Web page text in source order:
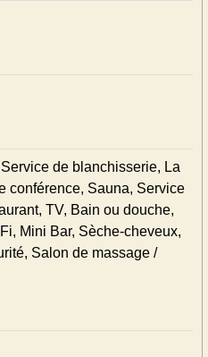
de blanchisserie, La
conférence, Sauna, Service
TV, Bain ou douche,
Mini Bar, Sèche-cheveux,
Salon de massage /